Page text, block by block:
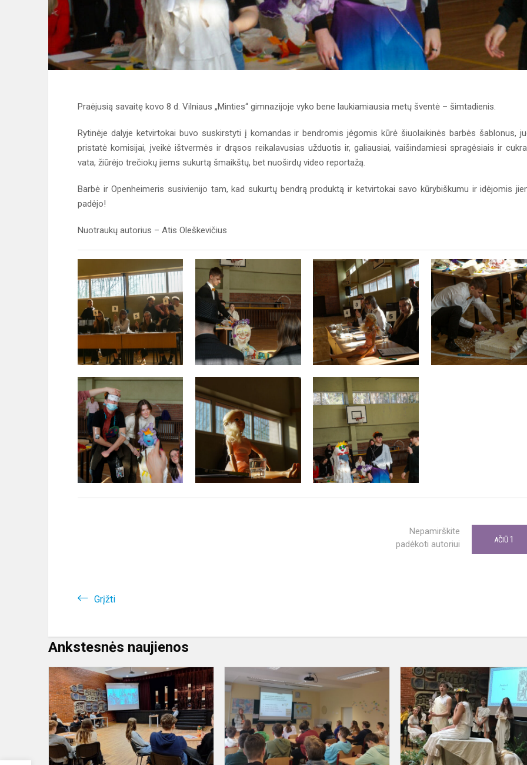
Praėjusią savaitę kovo 8 d. Vilniaus „Minties“ gimnazijoje vyko bene laukiamiausia metų šventė – šimtadienis.
Rytinėje dalyje ketvirtokai buvo suskirstyti į komandas ir bendromis jėgomis kūrė šiuolaikinės barbės šablonus,
pristatė komisijai, įveikė ištvermės ir drąsos reikalavusias užduotis ir, galiausiai, vaišindamiesi spragėsiais ir
vata, žiūrėjo trečiokų jiems sukurtą šmaikštų, bet nuoširdų video reportažą.
Barbė ir Openheimeris susivienijo tam, kad sukurtų bendrą produktą ir ketvirtokai savo kūrybiškumu ir idėjomis
padėjo!
Nuotraukų autorius – Atis Oleškevičius
Nepamirškite
padėkoti autoriui
AČIŪ 1
Grįžti
Ankstesnės naujienos
„Protų
mūšis”
skirtas
Lietuvos
Nepriklausomybės
atkūrimui...
Geografijos
olimpiada
„Mano
gaublys“